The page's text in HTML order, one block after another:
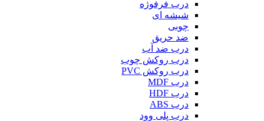
درب فرفوژه
شیشه ای
چوبی
ضد حریق
درب ضد آب
درب روکش چوب
درب روکش PVC
درب MDF
درب HDF
درب ABS
درب پلی وود